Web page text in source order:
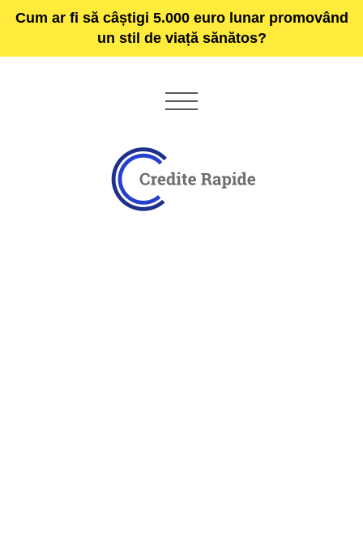
Cum ar fi să câștigi 5.000 euro lunar promovând
un stil de viață sănătos?